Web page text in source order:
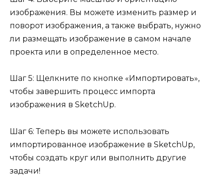
изображения. Вы можете изменить размер и
поворот изображения, а также выбрать, нужно
ли размещать изображение в самом начале
проекта или в определенное место.
Шаг 5: Щелкните по кнопке «Импортировать»,
чтобы завершить процесс импорта
изображения в SketchUp.
Шаг 6: Теперь вы можете использовать
импортированное изображение в SketchUp,
чтобы создать круг или выполнить другие
задачи!